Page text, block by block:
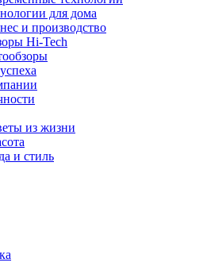
для дома
и производство
Hi-Tech
из жизни
и стиль